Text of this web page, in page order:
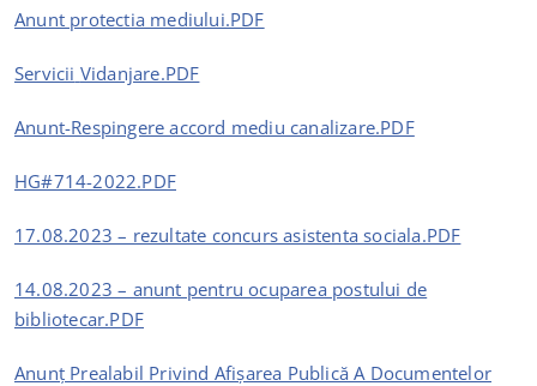
Anunt protectia mediului.PDF
Servicii Vidanjare.PDF
Anunt-Respingere accord mediu canalizare.PDF
HG#714-2022.PDF
17.08.2023 – rezultate concurs asistenta sociala.PDF
14.08.2023 – anunt pentru ocuparea postului de
bibliotecar.PDF
Anunț Prealabil Privind Afișarea Publică A Documentelor